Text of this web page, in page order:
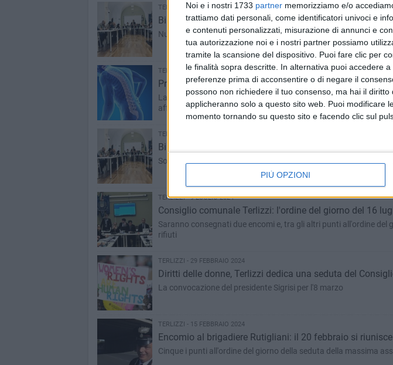
Noi e i nostri 1733 partner memorizziamo e/o
trattiamo dati personali, come identificatori univoci e
e contenuti personalizzati, misurazione di annunci e
tua autorizzazione noi e i nostri partner possiamo
tramite la scansione del dispositivo. Puoi fare clic per
le finalità sopra descritte. In alternativa puoi accedere
preferenze prima di acconsentire o di negare il
possono non richiedere il tuo consenso, ma hai il
applicheranno solo a questo sito web. Puoi modificare
momento tornando su questo sito e facendo clic sul
PIÙ OPZIONI
TERLIZZI - 17 DICEMBRE 2024
Bilancio consolidato, se ne discute nel Consiglio
Nuova convocazione della massima assise
TERLIZZI - 21 NOVEMBRE 2024
Prendersi cura delle ossa: incontri gratuiti a Ruvo di
La dottoressa Giulia Papagni guiderà i cittadini alla scoperta di
affrontare le patologie osteoarticolari
TERLIZZI - 25 SETTEMBRE 2024
Bilancio di previsione, il 28 settembre si riunisce il
Solo due i punti all'ordine del giorno dell'assise convocata da
TERLIZZI - 9 LUGLIO 2024
Consiglio comunale Terlizzi: l'ordine del giorno del 16
Saranno consegnati due encomi e, tra gli altri punti all'ordine del
rifiuti
TERLIZZI - 29 FEBBRAIO 2024
Diritti delle donne, Terlizzi dedica una seduta del
La convocazione del presidente Sigrisi per l'8 marzo
TERLIZZI - 15 FEBBRAIO 2024
Encomio al brigadiere Rutigliani: il 20 febbraio si
Cinque i punti all'ordine del giorno della seduta della massima